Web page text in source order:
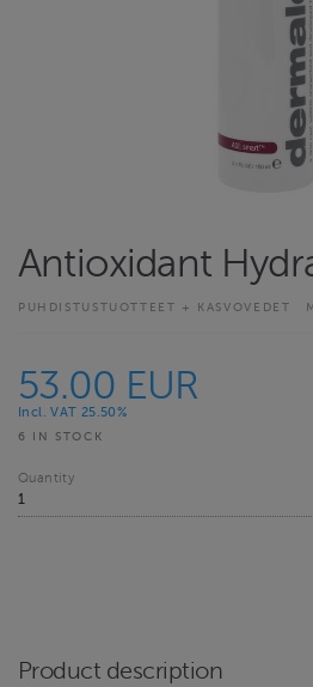
Antioxidant
PUHDISTUSTUOTTEET + KASVOVEDET
53.00 EUR
Incl. VAT 25.50%
6 IN STOCK
Quantity
Product description